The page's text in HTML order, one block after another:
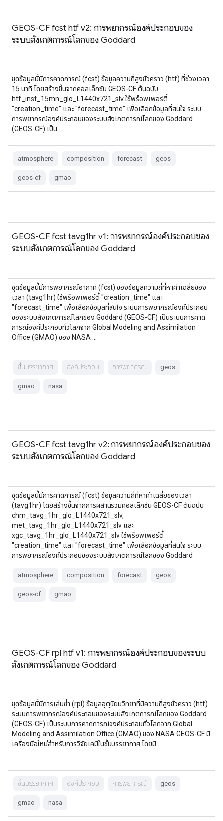
GEOS-CF fcst htf v2: การพยากรณ์องค์ประกอบของ
ระบบสังเกตการณ์โลกของ Goddard
ชุดข้อมูลนี้มีการคาดการณ์ (fcst) ข้อมูลความถี่สูงชั่วคราว (htf) ที่ช่วงเวลา
15 นาที โดยสร้างขึ้นจากคอลเล็กชัน GEOS-CF ต้นฉบับ
htf_inst_15mn_glo_L1440x721_slv ใช้พร็อพเพอร์ตี้
"creation_time" และ "forecast_time" เพื่อเลือกข้อมูลที่สนใจ ระบบ
การพยากรณ์องค์ประกอบของระบบสังเกตการณ์โลกของ Goddard
(GEOS-CF) เป็น …
atmosphere composition forecast geos
geos-cf gmao
GEOS-CF fcst tavg1hr v1: การพยากรณ์องค์ประกอบของ
ระบบสังเกตการณ์โลกของ Goddard
ชุดข้อมูลนี้มีการพยากรณ์อากาศ (fcst) ของข้อมูลความถี่ที่หาค่าเฉลี่ยของ
เวลา (tavg1hr) ใช้พร็อพเพอร์ตี้ "creation_time" และ
"forecast_time" เพื่อเลือกข้อมูลที่สนใจ ระบบการพยากรณ์องค์ประกอบ
ของระบบสังเกตการณ์โลกของ Goddard (GEOS-CF) เป็นระบบการคาด
การณ์องค์ประกอบทั่วโลกจาก Global Modeling and Assimilation
Office (GMAO) ของ NASA …
ชั้นบรรยากาศ องค์ประกอบ การพยากรณ์ geos
gmao nasa
GEOS-CF fcst tavg1hr v2: การพยากรณ์องค์ประกอบของ
ระบบสังเกตการณ์โลกของ Goddard
ชุดข้อมูลนี้มีการคาดการณ์ (fcst) ข้อมูลความถี่ที่หาค่าเฉลี่ยของเวลา
(tavg1hr) โดยสร้างขึ้นจากการผสานรวมคอลเล็กชัน GEOS-CF ต้นฉบับ
chm_tavg_1hr_glo_L1440x721_slv,
met_tavg_1hr_glo_L1440x721_slv และ
xgc_tavg_1hr_glo_L1440x721_slv ใช้พร็อพเพอร์ตี้
"creation_time" และ "forecast_time" เพื่อเลือกข้อมูลที่สนใจ ระบบ
การพยากรณ์องค์ประกอบของระบบสังเกตการณ์โลกของ Goddard
atmosphere composition forecast geos
geos-cf gmao
GEOS-CF rpl htf v1: การพยากรณ์องค์ประกอบของระบบ
สังเกตการณ์โลกของ Goddard
ชุดข้อมูลนี้มีการเล่นซ้ำ (rpl) ข้อมูลอุตุนิยมวิทยาที่มีความถี่สูงชั่วคราว (htf)
ระบบการพยากรณ์องค์ประกอบของระบบสังเกตการณ์โลกของ Goddard
(GEOS-CF) เป็นระบบการคาดการณ์องค์ประกอบทั่วโลกจาก Global
Modeling and Assimilation Office (GMAO) ของ NASA GEOS-CF มี
เครื่องมือใหม่สำหรับการวิจัยเคมีในชั้นบรรยากาศ โดยมี …
ชั้นบรรยากาศ องค์ประกอบ การพยากรณ์ geos
gmao nasa